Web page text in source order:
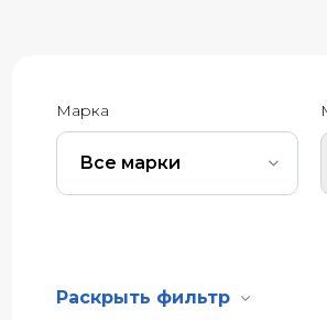
Марка
Все марки
Раскрыть фильтр